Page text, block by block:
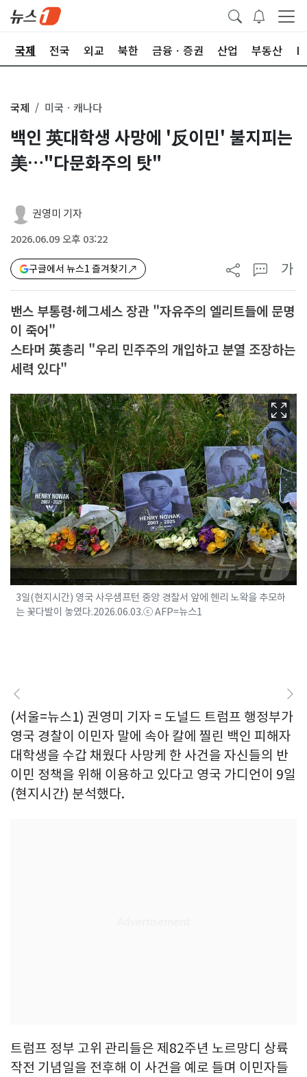
국제 전국 외교 북한 금융ㆍ증권 산업 부동산
국제 미국ㆍ캐나다
백인 英대학생 사망에 '反이민' 불지피는
美…"다문화주의 탓"
권영미 기자
2026.06.09 오후 03:22
구글에서 뉴스1 즐겨찾기 가
밴스 부통령·헤그세스 장관 "자유주의 엘리트들에 문명
이 죽어"
스타머 英총리 "우리 민주주의 개입하고 분열 조장하는
세력 있다"
3일(현지시간) 영국 사우샘프턴 중앙 경찰서 앞에 헨리 노왁을 추모하
는 꽃다발이 놓였다.2026.06.03.ⓒ AFP=뉴스1
(서울=뉴스1) 권영미 기자 = 도널드 트럼프 행정부가
영국 경찰이 이민자 말에 속아 칼에 찔린 백인 피해자
대학생을 수갑 채웠다 사망케 한 사건을 자신들의 반
이민 정책을 위해 이용하고 있다고 영국 가디언이 9일
(현지시간) 분석했다.
트럼프 정부 고위 관리들은 제82주년 노르망디 상륙
작전 기념일을 전후해 이 사건을 예로 들며 이민자들